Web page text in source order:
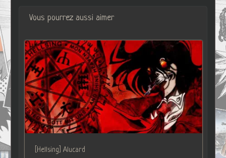
Vous pourrez aussi aimer
[Hellsing] Alucard